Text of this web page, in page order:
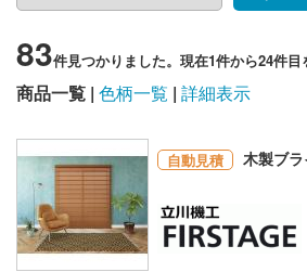
83件見つかりました。現在1件から24件目
商品一覧 色柄一覧 詳細表示
自動見積 木製ブ